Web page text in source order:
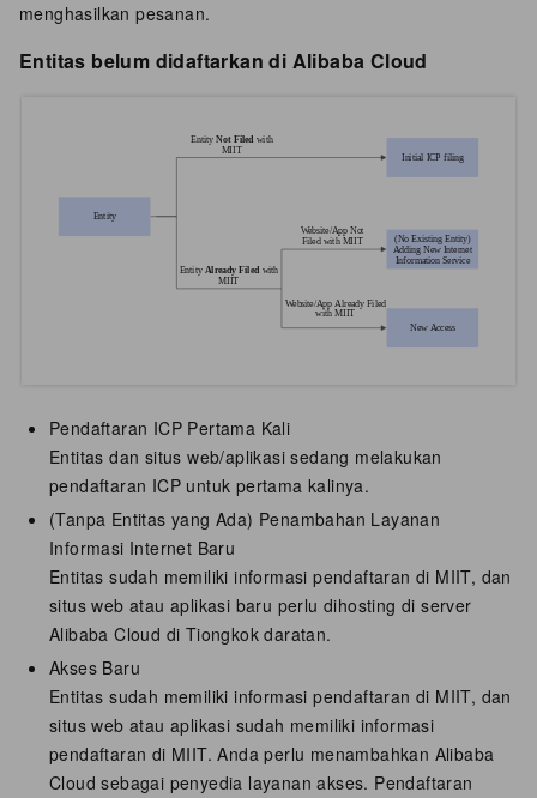
menghasilkan pesanan.
Entitas belum didaftarkan di Alibaba Cloud
Pendaftaran ICP Pertama Kali
Entitas dan situs web/aplikasi sedang melakukan
pendaftaran ICP untuk pertama kalinya.
(Tanpa Entitas yang Ada) Penambahan Layanan
Informasi Internet Baru
Entitas sudah memiliki informasi pendaftaran di MIIT, dan
situs web atau aplikasi baru perlu dihosting di server
Alibaba Cloud di Tiongkok daratan.
Akses Baru
Entitas sudah memiliki informasi pendaftaran di MIIT, dan
situs web atau aplikasi sudah memiliki informasi
pendaftaran di MIIT. Anda perlu menambahkan Alibaba
Cloud sebagai penyedia layanan akses. Pendaftaran